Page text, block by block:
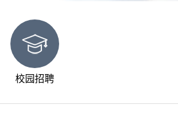
校园招聘